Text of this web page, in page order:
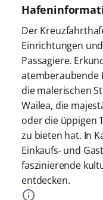
Der
Einrichtungen
Passagiere.
atemberaubende
die malerischen
Wailea, die
oder die üppigen
zu bieten hat. In
Einkaufs- und
faszinierende
entdecken.